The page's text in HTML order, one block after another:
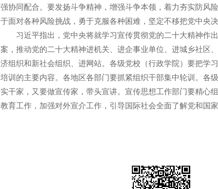
强协同配合。要发扬斗争精神，增强斗争本领，着力夯实防风
于面对各种风险挑战，勇于克服各种困难，坚定不移把党中央决
习近平指出，党中央将就学习宣传贯彻党的二十大精神作
案，推动党的二十大精神进机关、进企事业单位、进城乡社区
济组织和新社会组织、进网站。各级党校（行政学院）要把学
培训的主要内容。各地区各部门要抓紧组织干部集中轮训。各
实干家，又要做宣传家，带头宣讲。宣传思想工作部门要精心
教育工作，加强对外宣介工作，引导国际社会全面了解党和国